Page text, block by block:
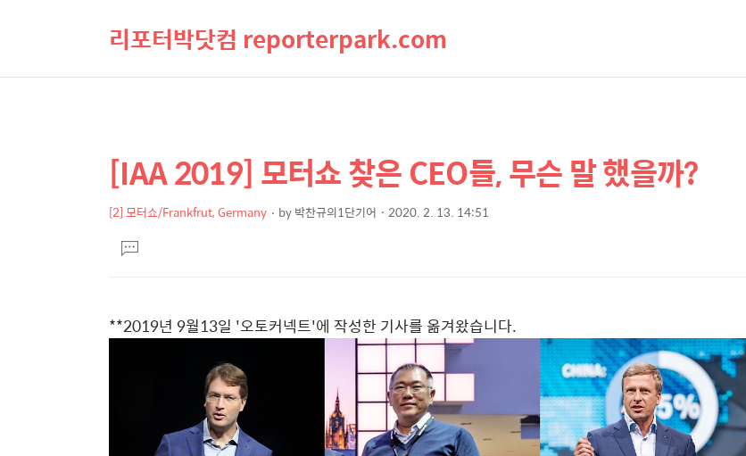
리포터박닷컴 reporterpark.com
상
세
컨
텐
본
문
제
[IAA 2019] 모터쇼 찾은 CEO들, 무슨 말 했을까?
[2] 모터쇼/Frankfrut, Germany by박찬규의1단기어 2020. 2. 13. 14:51
문댓
글
**2019년 9월13일 '오토커넥트'에 작성한 기사를 옮겨왔습니다.